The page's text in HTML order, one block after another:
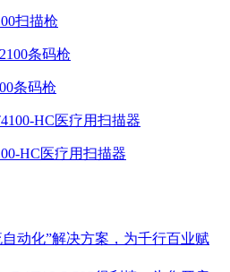
扫描枪
条码枪
HC医疗用扫描器
自动化”解决方案，为千行百业赋